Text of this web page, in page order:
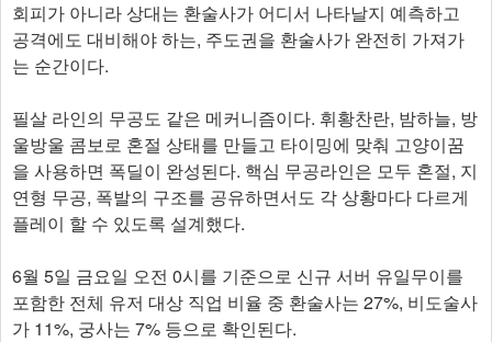
회피가 아니라 상대는 환술사가 어디서 나타날지 예측하고
공격에도 대비해야 하는, 주도권을 환술사가 완전히 가져가
는 순간이다.
필살 라인의 무공도 같은 메커니즘이다. 휘황찬란, 밤하늘, 방
울방울 콤보로 혼절 상태를 만들고 타이밍에 맞춰 고양이꿈
을 사용하면 폭딜이 완성된다. 핵심 무공라인은 모두 혼절, 지
연형 무공, 폭발의 구조를 공유하면서도 각 상황마다 다르게
플레이 할 수 있도록 설계했다.
6월 5일 금요일 오전 0시를 기준으로 신규 서버 유일무이를
포함한 전체 유저 대상 직업 비율 중 환술사는 27%, 비도술사
가 11%, 궁사는 7% 등으로 확인된다.